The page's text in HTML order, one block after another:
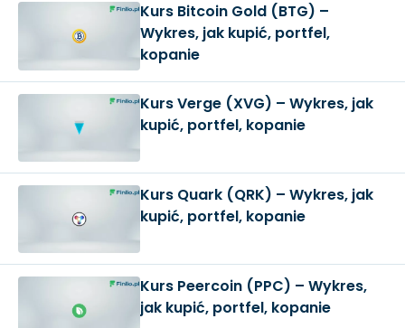
Kurs Bitcoin Gold (BTG) –
Wykres, jak kupić, portfel,
kopanie
Kurs Verge (XVG) – Wykres, jak
kupić, portfel, kopanie
Kurs Quark (QRK) – Wykres, jak
kupić, portfel, kopanie
Kurs Peercoin (PPC) – Wykres,
jak kupić, portfel, kopanie